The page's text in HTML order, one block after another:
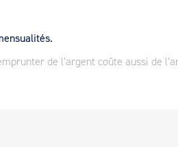
de l’argent coûte aussi de